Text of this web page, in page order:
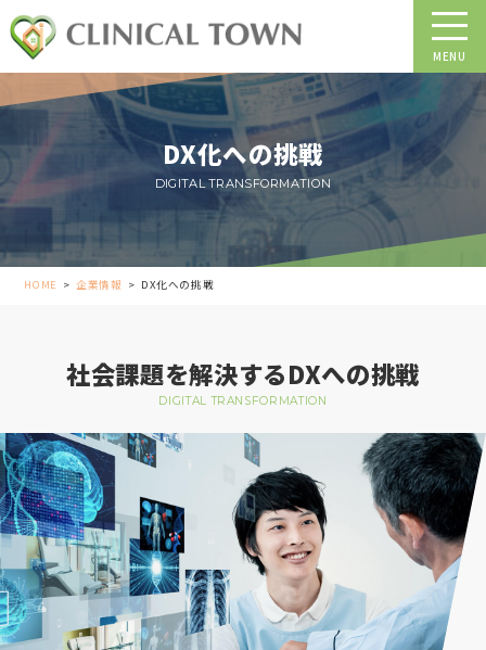
DX化への挑戦
DIGITAL TRANSFORMATION
HOME >企業情報 > DX化への挑戦
社会課題を解決するDXへの挑戦
DIGITAL TRANSFORMATION